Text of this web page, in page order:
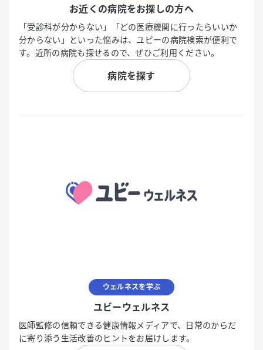
お近くの病院をお探しの方へ
「受診科が分からない」「どの医療機関に行ったらいいか
分からない」といった悩みは、ユビーの病院検索が便利で
す。近所の病院も探せるので、ぜひご利用ください。
病院を探す
ウェルネスを学ぶ
ユビーウェルネス
医師監修の信頼できる健康情報メディアで、日常のからだ
に寄り添う生活改善のヒントをお届けします。